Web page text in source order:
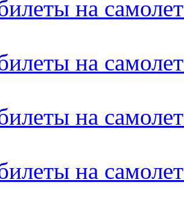
на
на
на
на